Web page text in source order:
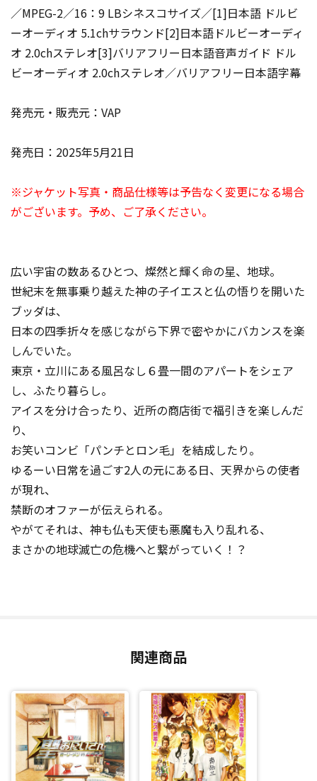
／MPEG-2／16：9 LBシネスコサイズ／[1]日本語 ドルビ
ーオーディオ 5.1chサラウンド[2]日本語ドルビーオーディ
オ 2.0chステレオ[3]バリアフリー日本語音声ガイド ドル
ビーオーディオ 2.0chステレオ／バリアフリー日本語字幕
発売元・販売元：VAP
発売日：2025年5月21日
※ジャケット写真・商品仕様等は予告なく変更になる場合
がございます。予め、ご了承ください。
広い宇宙の数あるひとつ、燦然と輝く命の星、地球。
世紀末を無事乗り越えた神の子イエスと仏の悟りを開いた
ブッダは、
日本の四季折々を感じながら下界で密やかにバカンスを楽
しんでいた。
東京・立川にある風呂なし６畳一間のアパートをシェア
し、ふたり暮らし。
アイスを分け合ったり、近所の商店街で福引きを楽しんだ
り、
お笑いコンビ「パンチとロン毛」を結成したり。
ゆるーい日常を過ごす2人の元にある日、天界からの使者
が現れ、
禁断のオファーが伝えられる。
やがてそれは、神も仏も天使も悪魔も入り乱れる、
まさかの地球滅亡の危機へと繋がっていく！？
関連商品